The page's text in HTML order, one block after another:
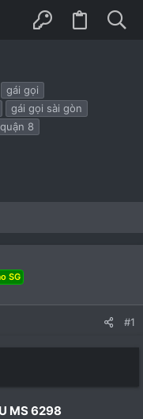
h
ẻ
gái gọi
gái gọi sài gòn
8
SG
#1
MS 6298